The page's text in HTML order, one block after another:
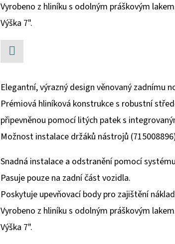
Vyrobeno z hliníku s odolným práškovým
Výška 7".
Elegantní, výrazný design věnovaný zadnímu
Prémiová hliníková konstrukce s robustní
připevněnou pomocí litých patek s
Možnost instalace držáků nástrojů
Snadná instalace a odstranění pomocí
Pasuje pouze na zadní část vozidla.
Poskytuje upevňovací body pro zajištění
Vyrobeno z hliníku s odolným práškovým
Výška 7".